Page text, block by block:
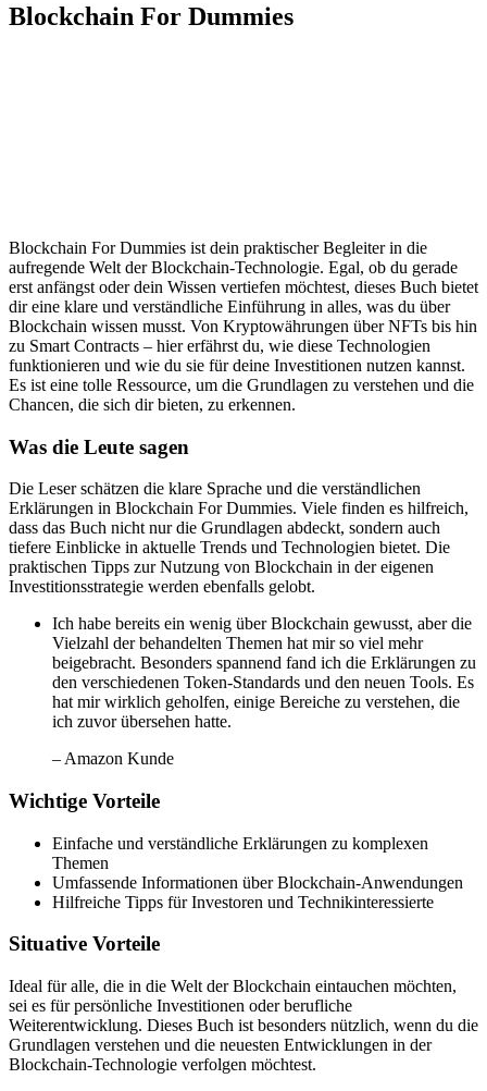
Blockchain For Dummies
Blockchain For Dummies ist dein praktischer Begleiter in die
aufregende Welt der Blockchain-Technologie. Egal, ob du gerade
erst anfängst oder dein Wissen vertiefen möchtest, dieses Buch bietet
dir eine klare und verständliche Einführung in alles, was du über
Blockchain wissen musst. Von Kryptowährungen über NFTs bis hin
zu Smart Contracts – hier erfährst du, wie diese Technologien
funktionieren und wie du sie für deine Investitionen nutzen kannst.
Es ist eine tolle Ressource, um die Grundlagen zu verstehen und die
Chancen, die sich dir bieten, zu erkennen.
Was die Leute sagen
Die Leser schätzen die klare Sprache und die verständlichen
Erklärungen in Blockchain For Dummies. Viele finden es hilfreich,
dass das Buch nicht nur die Grundlagen abdeckt, sondern auch
tiefere Einblicke in aktuelle Trends und Technologien bietet. Die
praktischen Tipps zur Nutzung von Blockchain in der eigenen
Investitionsstrategie werden ebenfalls gelobt.
Ich habe bereits ein wenig über Blockchain gewusst, aber die
Vielzahl der behandelten Themen hat mir so viel mehr
beigebracht. Besonders spannend fand ich die Erklärungen zu
den verschiedenen Token-Standards und den neuen Tools. Es
hat mir wirklich geholfen, einige Bereiche zu verstehen, die
ich zuvor übersehen hatte.
– Amazon Kunde
Wichtige Vorteile
Einfache und verständliche Erklärungen zu komplexen
Themen
Umfassende Informationen über Blockchain-Anwendungen
Hilfreiche Tipps für Investoren und Technikinteressierte
Situative Vorteile
Ideal für alle, die in die Welt der Blockchain eintauchen möchten,
sei es für persönliche Investitionen oder berufliche
Weiterentwicklung. Dieses Buch ist besonders nützlich, wenn du die
Grundlagen verstehen und die neuesten Entwicklungen in der
Blockchain-Technologie verfolgen möchtest.